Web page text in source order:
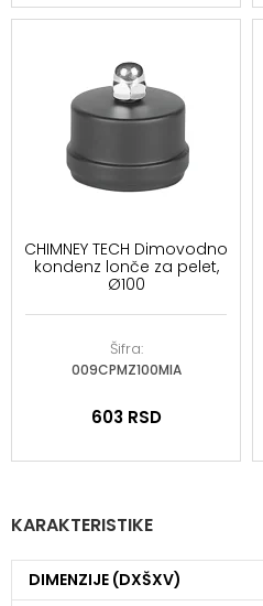
CHIMNEY TECH Dimovodno
kondenz lonče za pelet,
Ø100
Šifra:
009CPMZ100MIA
603 RSD
KARAKTERISTIKE
DIMENZIJE (DXŠXV)